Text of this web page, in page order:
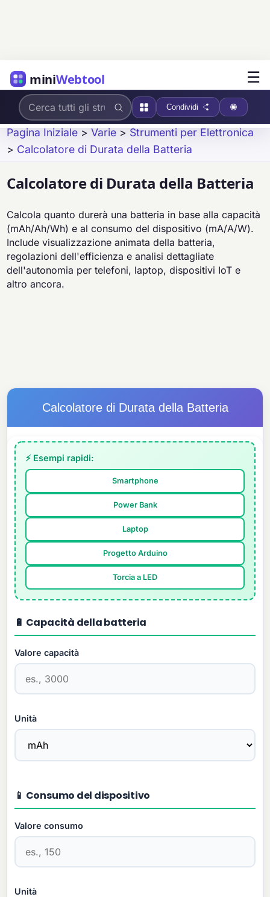
miniWebtool ☰
Condividi
Pagina Iniziale >Varie > Strumenti per Elettronica
> Calcolatore di Durata della Batteria
Calcolatore di Durata della Batteria
Calcola quanto durerà una batteria in base alla capacità
(mAh/Ah/Wh) e al consumo del dispositivo (mA/A/W).
Include visualizzazione animata della batteria,
regolazioni dell'efficienza e analisi dettagliate
dell'autonomia per telefoni, laptop, dispositivi IoT e
altro ancora.
Calcolatore di Durata della Batteria
⚡ Esempi rapidi:
Smartphone
Power Bank
Laptop
Progetto Arduino
Torcia a LED
🔋 Capacità della batteria
Valore capacità
Unità
📱 Consumo del dispositivo
Valore consumo
Unità